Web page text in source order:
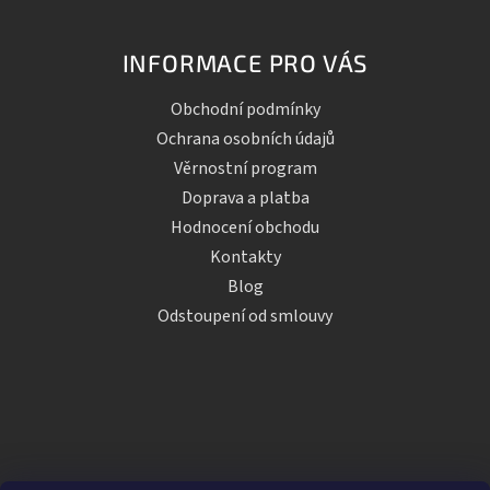
INFORMACE PRO VÁS
Obchodní podmínky
Ochrana osobních údajů
Věrnostní program
Doprava a platba
Hodnocení obchodu
Kontakty
Blog
Odstoupení od smlouvy